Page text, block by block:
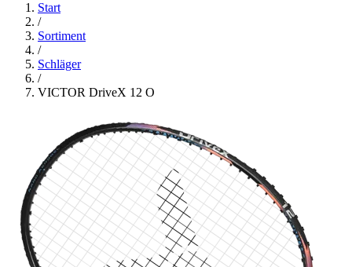
Start
/
Sortiment
/
Schläger
/
VICTOR DriveX 12 O